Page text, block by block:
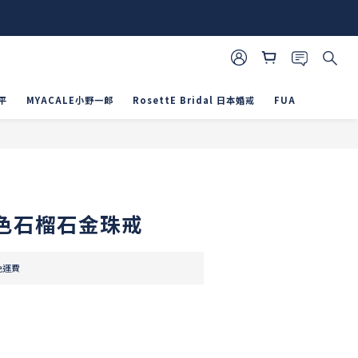
MYACALE小野一郎 RosettE Bridal 日本婚戒 FUA
石榴石金珠戒
運費